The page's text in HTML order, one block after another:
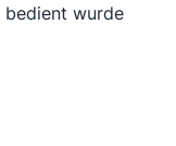
bedient wurde